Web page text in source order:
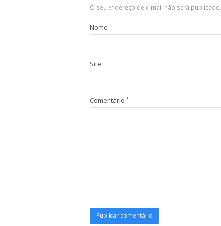
O seu endereço de e-mail não será publicado.
Nome *
Site
Comentário *